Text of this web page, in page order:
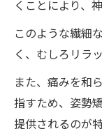
紹介
ワイル
る影響
ワイルド
分で楽にす
くことにより、
このような繊細
く、むしろリラ
また、痛みを和
指すため、姿勢
提供されるのが特